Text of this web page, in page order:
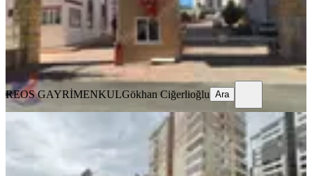
41.500 ₺
REOS GAYRİMENKULGökhan Ciğerlioğlu
REOS GAYRİMENKULGökhan Ciğerlioğlu Ara
Reos Gayrimenkul'den Mimoza
Sitesinde 200m² Kiralık 4+1